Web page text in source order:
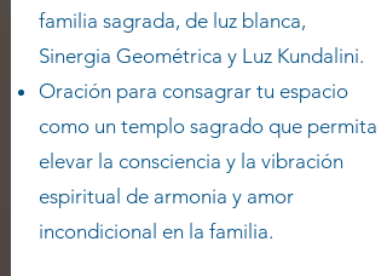
familia sagrada, de luz blanca,
Sinergia Geométrica y Luz Kundalini.
Oración para consagrar tu espacio
como un templo sagrado que permita
elevar la consciencia y la vibración
espiritual de armonia y amor
incondicional en la familia. ​